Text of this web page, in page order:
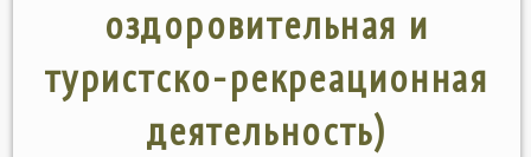
оздоровительная и
туристско-рекреационная
деятельность)